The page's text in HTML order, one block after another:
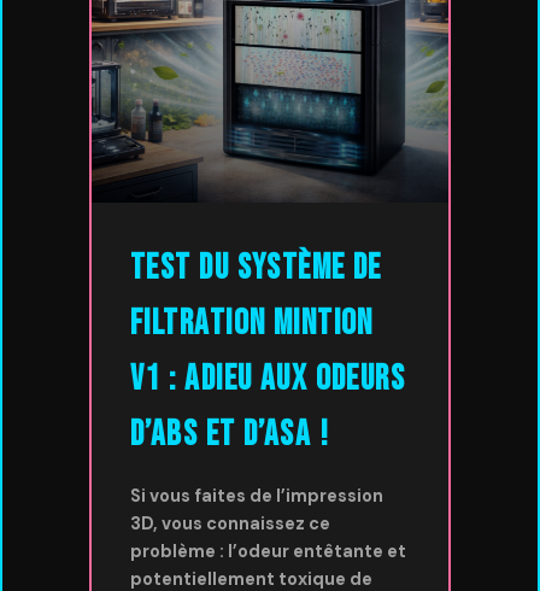
Test du Système de
Filtration Mintion
V1 : Adieu aux odeurs
d’ABS et d’ASA !
Si vous faites de l’impression
3D, vous connaissez ce
problème : l’odeur entêtante et
potentiellement toxique de